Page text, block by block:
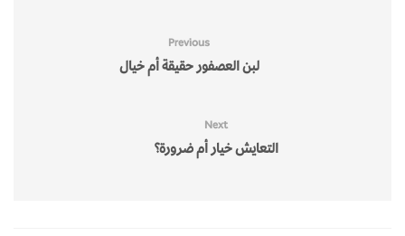
Previous
لبن العصفور حقيقة أم خيال
Next
التعايش خيار أم ضرورة؟